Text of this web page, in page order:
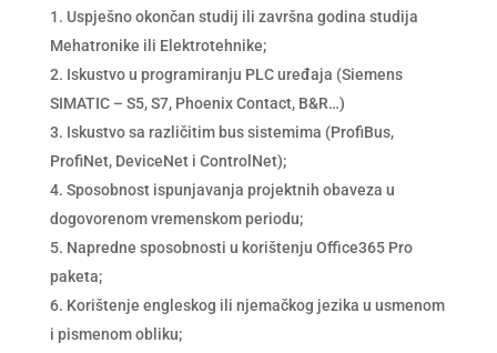
Uspješno okončan studij ili završna godina studija
Mehatronike ili Elektrotehnike;
Iskustvo u programiranju PLC uređaja (Siemens
SIMATIC – S5, S7, Phoenix Contact, B&R…)
Iskustvo sa različitim bus sistemima (ProfiBus,
ProfiNet, DeviceNet i ControlNet);
Sposobnost ispunjavanja projektnih obaveza u
dogovorenom vremenskom periodu;
Napredne sposobnosti u korištenju Office365 Pro
paketa;
Korištenje engleskog ili njemačkog jezika u usmenom
i pismenom obliku;